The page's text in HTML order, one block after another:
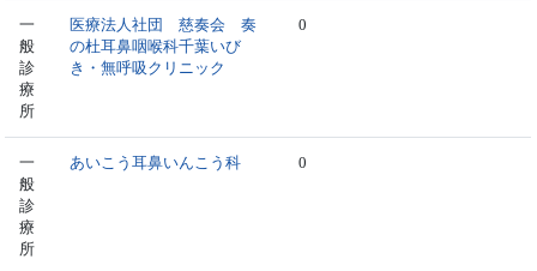
一
般
診
療
所
医療法人社団 慈奏会 奏
の杜耳鼻咽喉科千葉いび
き・無呼吸クリニック
0
一
般
診
療
所
あいこう耳鼻いんこう科 0